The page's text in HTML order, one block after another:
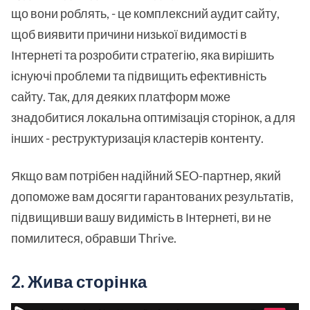
що вони роблять, - це комплексний аудит сайту,
щоб виявити причини низької видимості в
Інтернеті та розробити стратегію, яка вирішить
існуючі проблеми та підвищить ефективність
сайту. Так, для деяких платформ може
знадобитися локальна оптимізація сторінок, а для
інших - реструктуризація кластерів контенту.
Якщо вам потрібен надійний SEO-партнер, який
допоможе вам досягти гарантованих результатів,
підвищивши вашу видимість в Інтернеті, ви не
помилитеся, обравши Thrive.
2. Жива сторінка